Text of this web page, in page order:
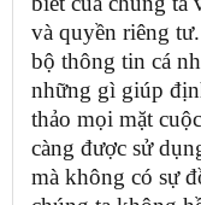
và quyền riêng
bộ thông tin cá
những gì giúp
thảo mọi mặt
càng được sử
mà không có sự